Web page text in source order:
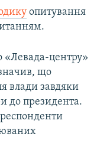
опитування
«Левада-центру»
що
влади завдяки
до президента.